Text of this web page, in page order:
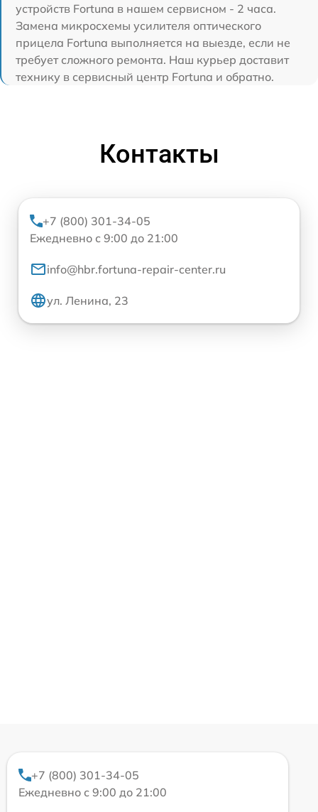
устройств Fortuna в нашем сервисном - 2 часа.
Замена микросхемы усилителя оптического
прицела Fortuna выполняется на выезде, если не
требует сложного ремонта. Наш курьер доставит
технику в сервисный центр Fortuna и обратно.
Контакты
+7 (800) 301-34-05
Ежедневно с 9:00 до 21:00
info@hbr.fortuna-repair-center.ru
ул. Ленина, 23
+7 (800) 301-34-05
Ежедневно с 9:00 до 21:00